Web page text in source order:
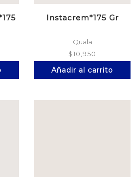
Instacrem*175 Gr
Quala
$10,950
Añadir al carrito